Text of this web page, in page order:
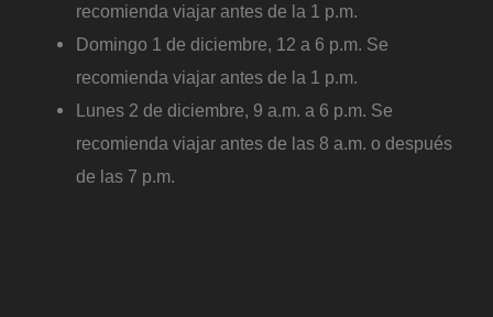
recomienda viajar antes de la 1 p.m.
Domingo 1 de diciembre, 12 a 6 p.m. Se
recomienda viajar antes de la 1 p.m.
Lunes 2 de diciembre, 9 a.m. a 6 p.m. Se
recomienda viajar antes de las 8 a.m. o después
de las 7 p.m.